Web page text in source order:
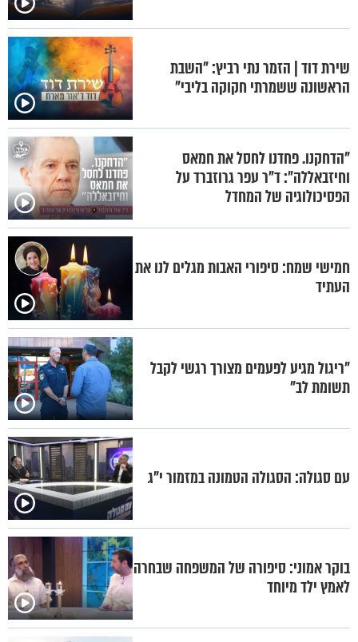
שירת דוד | הזמר נתי רביץ: "השבת
הראשונה ששמרתי חקוקה בליבי"
"הדחקנו. פחדנו לחסל את חמאס
וחיזבאללה": ד"ר עפר גרוזברד על
הפסיכולוגיה של המחדל
חמישי שמח: סיפורי האבות מגלים לנו את
העתיד
"ריגול מגיע לפעמים מצורך רגשי לקבל
תשומת לב"
עם סגולה: הסגולה הטמונה במזמור י"ג
בוקר אמוני: סיפורה של המשפחה שבחרה
לאמץ ילד מיוחד